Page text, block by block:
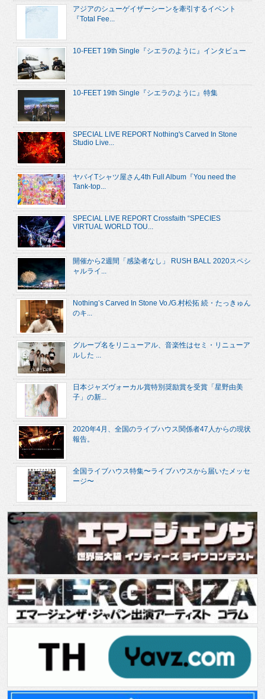
アジアのシューゲイザーシーンを牽引するイベント
『Total Fee...
10-FEET 19th Single『シエラのように』インタビュー
10-FEET 19th Single『シエラのように』特集
SPECIAL LIVE REPORT Nothing's Carved In Stone
Studio Live...
ヤバイTシャツ屋さん4th Full Album『You need the
Tank-top...
SPECIAL LIVE REPORT Crossfaith “SPECIES
VIRTUAL WORLD TOU...
開催から2週間「感染者なし」 RUSH BALL 2020スペシ
ャルライ...
Nothing’s Carved In Stone Vo./G.村松拓 続・たっきゅん
のキ...
グループ名をリニューアル、音楽性はセミ・リニューア
ルした ...
日本ジャズヴォーカル賞特別奨励賞を受賞「星野由美
子」の新...
2020年4月、全国のライブハウス関係者47人からの現状
報告。
全国ライブハウス特集〜ライブハウスから届いたメッセ
ージ〜